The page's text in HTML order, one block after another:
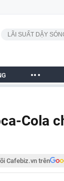
LÃI SUẤT DẬY
Cola
Cafebiz.vn trên